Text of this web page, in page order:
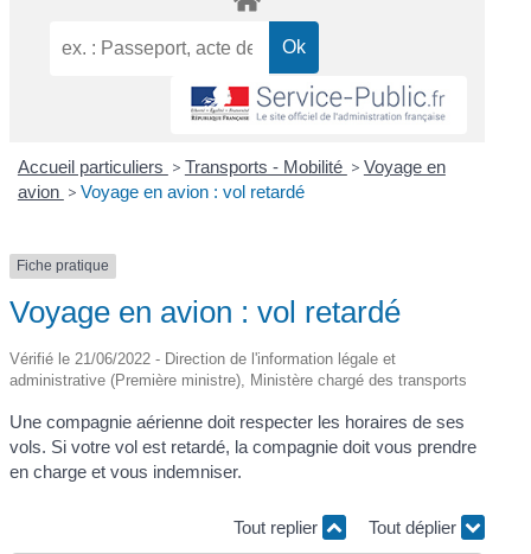
Accueil particuliers > Transports - Mobilité > Voyage en
avion > Voyage en avion : vol retardé
Fiche pratique
Voyage en avion : vol retardé
Vérifié le 21/06/2022 - Direction de l'information légale et
administrative (Première ministre), Ministère chargé des transports
Une compagnie aérienne doit respecter les horaires de ses
vols. Si votre vol est retardé, la compagnie doit vous prendre
en charge et vous indemniser.
Tout replier Tout déplier